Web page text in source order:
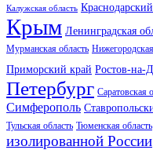
Калужская область
Крым Ленинградская
Мурманская область
Приморский край Ростов-на-
Петербург Саратовская
Симферополь
Тульская область Тюменская область
изолированной России